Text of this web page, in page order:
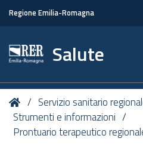
Regione Emilia-Romagna
Salute
Tu
sei
qui:
HomeServizio sanitario
Strumenti e informazioni
Prontuario terapeutico